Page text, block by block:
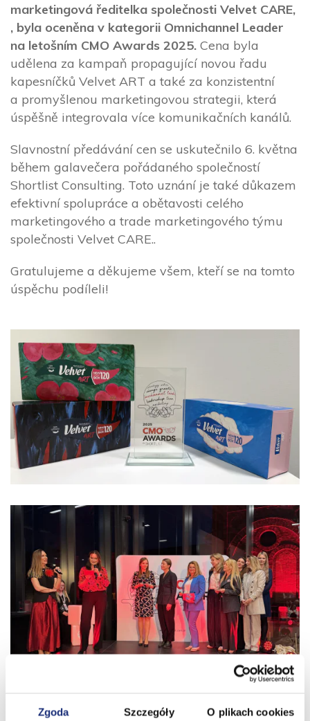
Zgoda Szczegóły O plikach cookies
marketingová ředitelka společnosti Velvet CARE,
, byla oceněna v kategorii Omnichannel Leader
na letošním CMO Awards 2025. Cena byla
udělena za kampaň propagující novou řadu
kapesníčků Velvet ART a také za konzistentní
a promyšlenou marketingovou strategii, která
úspěšně integrovala více komunikačních kanálů.
Slavnostní předávání cen se uskutečnilo 6. května
během galavečera pořádaného společností
Shortlist Consulting. Toto uznání je také důkazem
efektivní spolupráce a obětavosti celého
marketingového a trade marketingového týmu
společnosti Velvet CARE..
Gratulujeme a děkujeme všem, kteří se na tomto
úspěchu podíleli!